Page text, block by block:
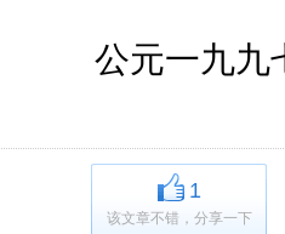
公元一九九
1
该文章不错，分享一下